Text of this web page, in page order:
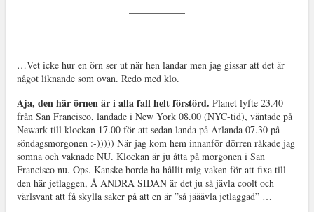
…Vet icke hur en örn ser ut när hen landar men jag gissar att det är
något liknande som ovan. Redo med klo.
Aja, den här örnen är i alla fall helt förstörd. Planet lyfte 23.40
från San Francisco, landade i New York 08.00 (NYC-tid), väntade på
Newark till klockan 17.00 för att sedan landa på Arlanda 07.30 på
söndagsmorgonen :-))))) När jag kom hem innanför dörren råkade jag
somna och vaknade NU. Klockan är ju åtta på morgonen i San
Francisco nu. Ops. Kanske borde ha hållit mig vaken för att fixa till
den här jetlaggen, Å ANDRA SIDAN är det ju så jävla coolt och
värlsvant att få skylla saker på att en är ”så jääävla jetlaggad” …